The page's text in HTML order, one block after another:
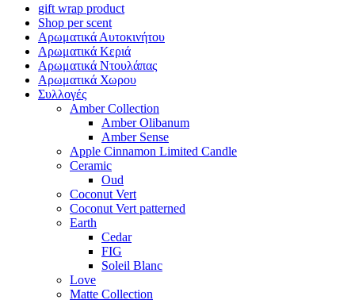
gift wrap product
Shop per scent
Αρωματικά Αυτοκινήτου
Αρωματικά Κεριά
Αρωματικά Ντουλάπας
Αρωματικά Χωρου
Συλλογές
Amber Collection
Amber Olibanum
Amber Sense
Apple Cinnamon Limited Candle
Ceramic
Oud
Coconut Vert
Coconut Vert patterned
Earth
Cedar
FIG
Soleil Blanc
Love
Matte Collection